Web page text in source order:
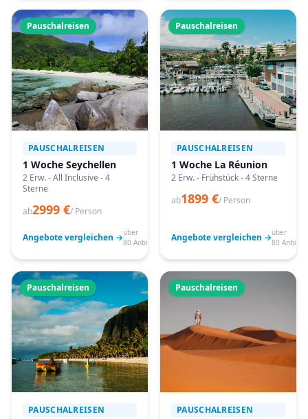
Pauschalreisen
PAUSCHALREISEN
1 Woche Seychellen
2 Erw. - All Inclusive - 4
Sterne
ab2999 €/ Person
Angebote vergleichen →über
80 Anbieter
Pauschalreisen
PAUSCHALREISEN
1 Woche La Réunion
2 Erw. - Frühstück - 4 Sterne
ab1899 €/ Person
Angebote vergleichen →über
80
Pauschalreisen
PAUSCHALREISEN
Pauschalreisen
PAUSCHALREISEN